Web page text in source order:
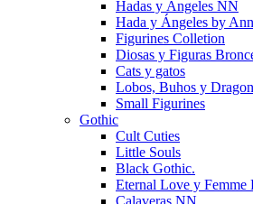
Hadas y Ángeles NN
Hada y Ángeles by
Figurines Colletion
Diosas y Figuras
Cats y gatos
Lobos, Buhos y
Small Figurines
Gothic
Cult Cuties
Little Souls
Black Gothic.
Eternal Love y Femme